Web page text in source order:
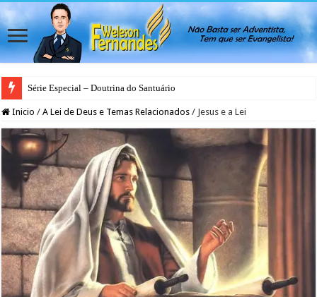
Série Especial – Doutrina do Santuário
Inicio / A Lei de Deus e Temas Relacionados / Jesus e a Lei